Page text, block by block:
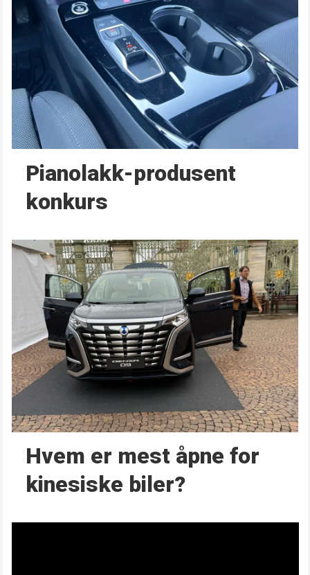
Pianolakk-produsent
konkurs
Hvem er mest åpne for
kinesiske biler?